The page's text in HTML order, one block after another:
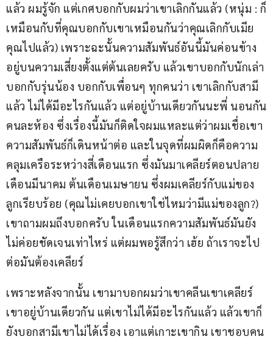
แล้ว ผมรู้จัก แต่เกศบอกกับผมว่าเขาเลิกกันแล้ว (หนุ่ม : ก็
เหมือนกับที่คุณบอกกับเขาเหมือนกันว่าคุณเลิกกับเมีย
คุณไปแล้ว) เพราะฉะนั้นความสัมพันธ์อันนี้มันค่อนข้าง
อยู่บนความเสี่ยงตั้งแต่ต้นเลยครับ แล้วเขาบอกกับนักเล่า
บอกกับรุ่นน้อง บอกกับเพื่อนๆ ทุกคนว่า เขาเลิกกับสามี
แล้ว ไม่ได้มีอะไรกันแล้ว แต่อยู่บ้านเดียวกันนะพี่ นอนกัน
คนละห้อง ซึ่งเรื่องนี้มันก็ติดใจผมแหละแต่ว่าผมเชื่อเขา
ความสัมพันธ์ก็เดินหน้าต่อ และในจุดที่ผมผิดก็คือความ
คลุมเครือระหว่างสี่เดือนแรก ซึ่งมันมาเคลียร์ตอนปลาย
เดือนมีนาคม ต้นเดือนเมษายน ซึ่งผมเคลียร์กับแม่ของ
ลูกเรียบร้อย (คุณไม่เคยบอกเขาใช่ไหมว่ามีแม่ของลูก?)
เขาถามผมถึงบอกครับ ในเดือนแรกความสัมพันธ์มันยัง
ไม่ค่อยชัดเจนเท่าไหร่ แต่ผมพอรู้สึกว่า เฮ้ย ถ้าเราจะไป
ต่อมันต้องเคลียร์
เพราะหลังจากนั้น เขามาบอกผมว่าเขาคลีนเขาเคลียร์
เขาอยู่บ้านเดียวกัน แต่เขาไม่ได้มีอะไรกันแล้ว แล้วเขาก็
ยังบอกสามีเขาไม่ได้เรื่อง เอาแต่เกาะเขากิน เขาชอบคน